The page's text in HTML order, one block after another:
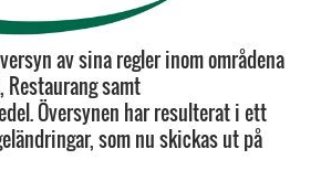
av sina regler inom områdena
samt
Översynen har resulterat i ett
som nu skickas ut på